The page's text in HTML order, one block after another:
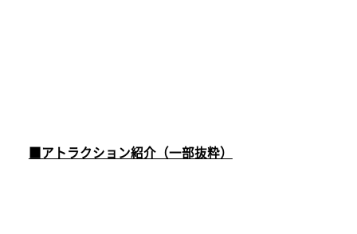
■アトラクション紹介（一部抜粋）